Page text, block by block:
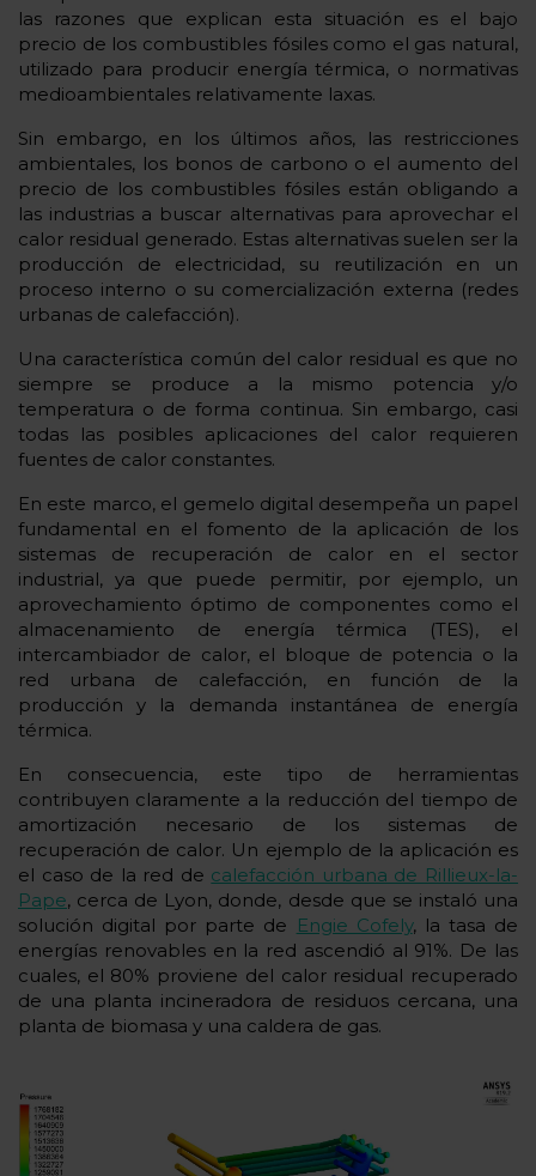
las razones que explican esta situación es el bajo
precio de los combustibles fósiles como el gas natural,
utilizado para producir energía térmica, o normativas
medioambientales relativamente laxas.
Sin embargo, en los últimos años, las restricciones
ambientales, los bonos de carbono o el aumento del
precio de los combustibles fósiles están obligando a
las industrias a buscar alternativas para aprovechar el
calor residual generado. Estas alternativas suelen ser la
producción de electricidad, su reutilización en un
proceso interno o su comercialización externa (redes
urbanas de calefacción).
Una característica común del calor residual es que no
siempre se produce a la mismo potencia y/o
temperatura o de forma continua. Sin embargo, casi
todas las posibles aplicaciones del calor requieren
fuentes de calor constantes.
En este marco, el gemelo digital desempeña un papel
fundamental en el fomento de la aplicación de los
sistemas de recuperación de calor en el sector
industrial, ya que puede permitir, por ejemplo, un
aprovechamiento óptimo de componentes como el
almacenamiento de energía térmica (TES), el
intercambiador de calor, el bloque de potencia o la
red urbana de calefacción, en función de la
producción y la demanda instantánea de energía
térmica.
En consecuencia, este tipo de herramientas
contribuyen claramente a la reducción del tiempo de
amortización necesario de los sistemas de
recuperación de calor. Un ejemplo de la aplicación es
el caso de la red de calefacción urbana de Rillieux-la-
Pape, cerca de Lyon, donde, desde que se instaló una
solución digital por parte de Engie Cofely, la tasa de
energías renovables en la red ascendió al 91%. De las
cuales, el 80% proviene del calor residual recuperado
de una planta incineradora de residuos cercana, una
planta de biomasa y una caldera de gas.